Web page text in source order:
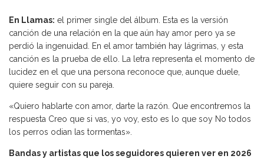
En Llamas: el primer single del álbum. Esta es la versión
canción de una relación en la que aún hay amor pero ya se
perdió la ingenuidad. En el amor también hay lágrimas, y esta
canción es la prueba de ello. La letra representa el momento de
lucidez en el que una persona reconoce que, aunque duele,
quiere seguir con su pareja.
«Quiero hablarte con amor, darte la razón. Que encontremos la
respuesta Creo que si vas, yo voy, esto es lo que soy No todos
los perros odian las tormentas».
Bandas y artistas que los seguidores quieren ver en 2026